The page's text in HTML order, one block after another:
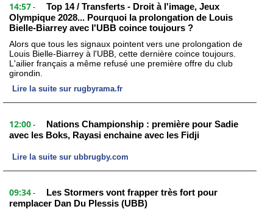
14:57 -
Top 14 / Transferts - Droit à l'image, Jeux
Olympique 2028... Pourquoi la prolongation de Louis
Bielle-Biarrey avec l'UBB coince toujours ?
Alors que tous les signaux pointent vers une prolongation de
Louis Bielle-Biarrey à l'UBB, cette dernière coince toujours.
L'ailier français a même refusé une première offre du club
girondin.
Lire la suite sur rugbyrama.fr
12:00 -
Nations Championship : première pour Sadie
avec les Boks, Rayasi enchaine avec les Fidji
Lire la suite sur ubbrugby.com
09:34 -
Les Stormers vont frapper très fort pour
remplacer Dan Du Plessis (UBB)